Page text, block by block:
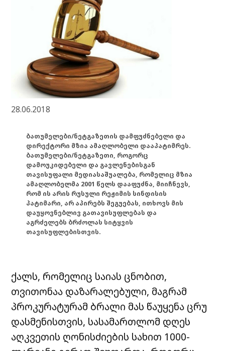
28.06.2018
ბათუმელები/ნეტგაზეთის დამფუძნებელი და
დირექტორი მზია ამაღლობელი დააპატიმრეს.
ბათუმელები/ნეტგაზეთი, როგორც
დამოუკიდებელი და გავლენებისგან
თავისუფალი მედიასაშუალება, რომელიც მზია
ამაღლობელმა 2001 წელს დააფუძნა, მიიჩნევს,
რომ ის არის რუსული რეჟიმის სინდისის
პატიმარი, არ აპირებს შეგუებას, ითხოვს მის
დაუყოვნებლივ გათავისუფლებას და
აგრძელებს ბრძოლას სიტყვის
თავისუფლებისთვის.
ქალს, რომელიც საიას ცნობით,
თვითონაა დაზარალებული, მაგრამ
პროკურატურამ ბრალი მას წაუყენა ცრუ
დასმენისთვის, სასამართლომ დღეს
აღკვეთის ღონისძიების სახით 1000-